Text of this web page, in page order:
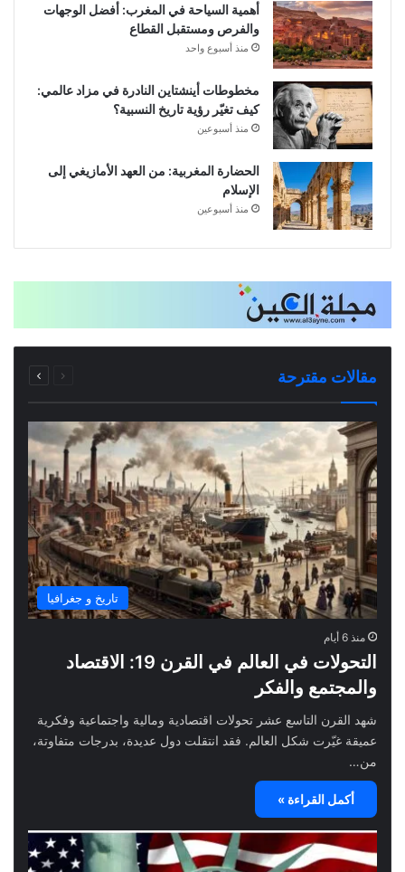
أهمية السياحة في المغرب: أفضل الوجهات
والفرص ومستقبل القطاع
منذ أسبوع واحد
مخطوطات أينشتاين النادرة في مزاد عالمي:
كيف تغيّر رؤية تاريخ النسبية؟
منذ أسبوعين
الحضارة المغربية: من العهد الأمازيغي إلى
الإسلام
منذ أسبوعين
قصص و عبر
الصناعة اليابانية
فن و شعر
الخالد
مقالات مقترحة
الصفحة
تاريخ و جغرافيا
منذ 6 أيام
التحولات في العالم في القرن 19: الاقتصاد
والمجتمع والفكر
شهد القرن التاسع عشر تحولات اقتصادية ومالية واجتماعية وفكرية
عميقة غيّرت شكل العالم. فقد انتقلت دول عديدة، بدرجات متفاوتة،
من…
أكمل القراءة »